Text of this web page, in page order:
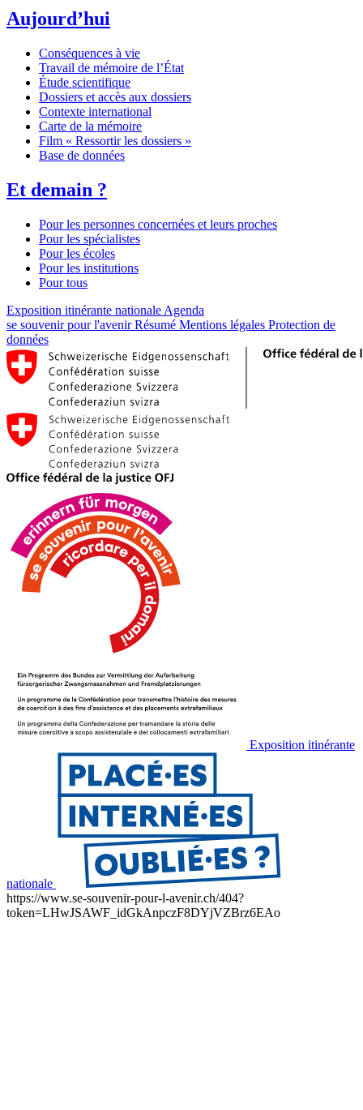
Aujourd’hui
Conséquences à vie
Travail de mémoire de l’État
Étude scientifique
Dossiers et accès aux dossiers
Contexte international
Carte de la mémoire
Film « Ressortir les dossiers »
Base de données
Et demain ?
Pour les personnes concernées et leurs proches
Pour les spécialistes
Pour les écoles
Pour les institutions
Pour tous
Exposition itinérante nationale Agenda
se souvenir pour l'avenirRésumé Mentions légales Protection de
données
Exposition itinérante
nationale
https://www.se-souvenir-pour-l-avenir.ch/404?
token=LHwJSAWF_idGkAnpczF8DYjVZBrz6EAo